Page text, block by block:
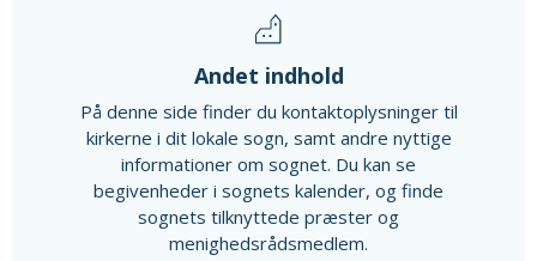
Andet indhold
På denne side finder du kontaktoplysninger til
kirkerne i dit lokale sogn, samt andre nyttige
informationer om sognet. Du kan se
begivenheder i sognets kalender, og finde
sognets tilknyttede præster og
menighedsrådsmedlem.